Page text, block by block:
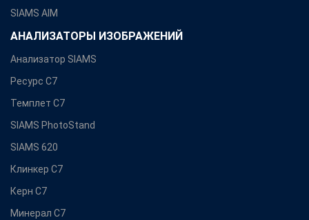
SIAMS AIM
АНАЛИЗАТОРЫ ИЗОБРАЖЕНИЙ
Анализатор SIAMS
Ресурс С7
Темплет С7
SIAMS PhotoStand
SIAMS 620
Клинкер С7
Керн С7
Минерал С7